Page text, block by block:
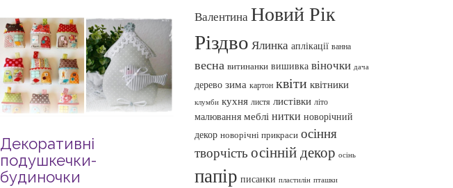
Декоративні
подушкечки-
будиночки
ВалентинаНовий Рік
Різдво Ялинка аплікації ванна
весна витинанки вишивка віночки дача
дерево зима картон квіти квітники
клумби кухня листя листівки літо
малювання меблі нитки новорічний
декор новорічні прикраси осіння
творчість осінній декор осінь
папір писанки пластилін пташки